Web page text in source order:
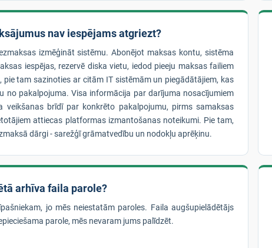
nav iespējams atgriezt?
izmēģināt sistēmu. Abonējot maksas kontu, sistēma
iespējas, rezervē diska vietu, iedod pieeju maksas failiem
tam sazinoties ar citām IT sistēmām un piegādātājiem, kas
no pakalpojuma. Visa informācija par darījuma nosacījumiem
veikšanas brīdī par konkrēto pakalpojumu, pirms samaksas
attiecas platformas izmantošanas noteikumi. Pie tam,
dārgi - sarežģī grāmatvedību un nodokļu aprēķinu.
arhīva faila parole?
jo mēs neiestatām paroles. Faila augšupielādētājs
parole, mēs nevaram jums palīdzēt.